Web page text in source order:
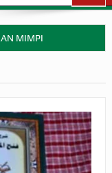
MIMPI
ZAKAT